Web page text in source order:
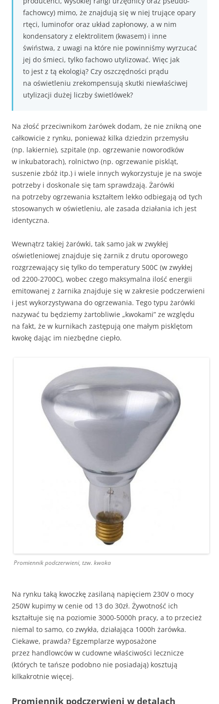
fachowcy) mimo, że znajdują się w niej trujące opary
rtęci, luminofor oraz układ zapłonowy, a w nim
kondensatory z elektrolitem (kwasem) i inne
świństwa, z uwagi na które nie powinniśmy wyrzucać
jej do śmieci, tylko fachowo utylizować. Więc jak
to jest z tą ekologią? Czy oszczędności prądu
na oświetleniu zrekompensują skutki niewłaściwej
utylizacji dużej liczby świetlówek?
Na złość przeciwnikom żarówek dodam, że nie znikną one
całkowicie z rynku, ponieważ kilka dziedzin przemysłu
(np. lakiernie), szpitale (np. ogrzewanie noworodków
w inkubatorach), rolnictwo (np. ogrzewanie piskląt,
suszenie zbóż itp.) i wiele innych wykorzystuje je na swoje
potrzeby i doskonale się tam sprawdzają. Żarówki
na potrzeby ogrzewania kształtem lekko odbiegają od tych
stosowanych w oświetleniu, ale zasada działania ich jest
identyczna.
Wewnątrz takiej żarówki, tak samo jak w zwykłej
oświetleniowej znajduje się żarnik z drutu oporowego
rozgrzewający się tylko do temperatury 500C (w zwykłej
od 2200-2700C), wobec czego maksymalna ilość energii
emitowanej z żarnika znajduje się w zakresie podczerwieni
i jest wykorzystywana do ogrzewania. Tego typu żarówki
nazywać tu będziemy żartobliwie „kwokami” ze względu
na fakt, że w kurnikach zastępują one małym pisklętom
kwokę dając im niezbędne ciepło.
Promiennik podczerwieni, tzw. kwoka
Na rynku taką kwoczkę zasilaną napięciem 230V o mocy
250W kupimy w cenie od 13 do 30zł. Żywotność ich
kształtuje się na poziomie 3000-5000h pracy, a to przecież
niemal to samo, co zwykła, działająca 1000h żarówka.
Ciekawe, prawda? Egzemplarze wyposażone
przez handlowców w cudowne właściwości lecznicze
(których te tańsze podobno nie posiadają) kosztują
kilkakrotnie więcej.
Promiennik podczerwieni w detalach